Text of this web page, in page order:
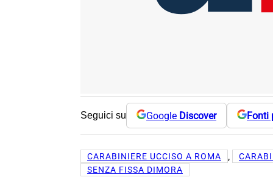
Seguici su Google Discover Fonti
CARABINIERE UCCISO A ROMA ,
SENZA FISSA DIMORA